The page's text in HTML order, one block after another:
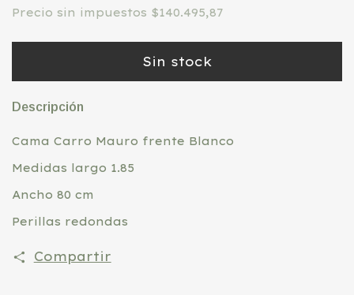
Precio sin impuestos $140.495,87
Descripción
Cama Carro Mauro frente Blanco
Medidas largo 1.85
Ancho 80 cm
Perillas redondas
Compartir